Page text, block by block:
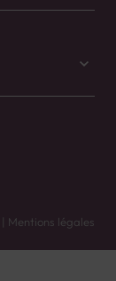
| Mentions légales